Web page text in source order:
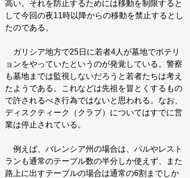
高い。それを防止するためには移動を制限すると
して今回の夜11時以降からの移動を禁止するとし
たのである。
ガリシア地方で25日に若者4人が墓地でボテリ
ョンをやっていたというのが発覚している。警察
も墓地までは監視しないだろうと若者たちは考え
たようである。これなどは先祖を冒とくするもの
で許されるべき行為ではないと思われる。なお、
ディスクティーク（クラブ）についてはすでに営
業は停止されている。
例えば、バレンシア州の場合は、バルやレスト
ランも通常のテーブル数の半分しか使えず、また
路上に出すテーブルの場合は通常の6割までしか